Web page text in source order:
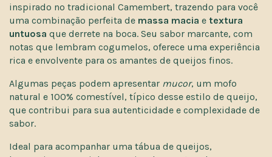
inspirado no tradicional Camembert, trazendo para você
uma combinação perfeita de massa macia e textura
untuosa que derrete na boca. Seu sabor marcante, com
notas que lembram cogumelos, oferece uma experiência
rica e envolvente para os amantes de queijos finos.
Algumas peças podem apresentar mucor, um mofo
natural e 100% comestível, típico desse estilo de queijo,
que contribui para sua autenticidade e complexidade de
sabor.
Ideal para acompanhar uma tábua de queijos,